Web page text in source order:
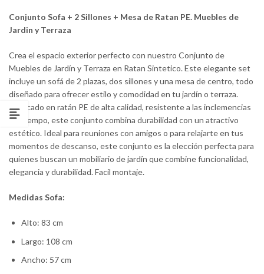
Conjunto Sofa + 2 Sillones + Mesa de Ratan PE. Muebles de
Jardin y Terraza
Crea el espacio exterior perfecto con nuestro Conjunto de
Muebles de Jardín y Terraza en Ratan Sintetico. Este elegante set
incluye un sofá de 2 plazas, dos sillones y una mesa de centro, todo
diseñado para ofrecer estilo y comodidad en tu jardín o terraza.
Fabricado en ratán PE de alta calidad, resistente a las inclemencias
del tiempo, este conjunto combina durabilidad con un atractivo
estético. Ideal para reuniones con amigos o para relajarte en tus
momentos de descanso, este conjunto es la elección perfecta para
quienes buscan un mobiliario de jardín que combine funcionalidad,
elegancia y durabilidad. Facil montaje.
Medidas Sofa:
Alto: 83 cm
Largo: 108 cm
Ancho: 57 cm